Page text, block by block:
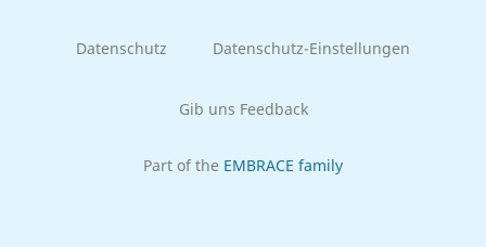
Datenschutz Datenschutz-Einstellungen
Gib uns Feedback
Part of the EMBRACE family